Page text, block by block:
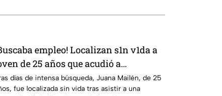
empleo! Localizan s1n v1da a
de 25 años que acudió a
de trabajo falsa
días de intensa búsqueda, Juana Mailén, de 25
fue localizada sin vida tras asistir a una